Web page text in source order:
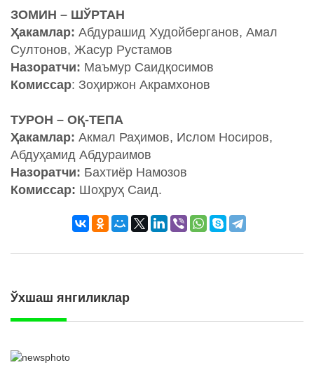
ЗОМИН – ШЎРТАН
Ҳакамлар: Абдурашид Худойберганов, Амал
Султонов, Жасур Рустамов
Назоратчи: Маъмур Саидқосимов
Комиссар: Зоҳиржон Акрамхонов
ТУРОН – ОҚ-ТЕПА
Ҳакамлар: Акмал Раҳимов, Ислом Носиров,
Абдуҳамид Абдураимов
Назоратчи: Бахтиёр Намозов
Комиссар: Шоҳруҳ Саид.
Ўхшаш янгиликлар